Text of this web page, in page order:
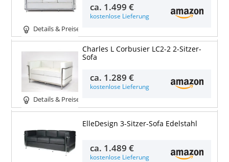
Details & Preise
ca. 1.499 €
kostenlose Lieferung
Details & Preise
Charles L Corbusier LC2-2 2-Sitzer-
Sofa
ca. 1.289 €
kostenlose Lieferung
ElleDesign 3-Sitzer-Sofa Edelstahl
ca. 1.489 €
kostenlose Lieferung